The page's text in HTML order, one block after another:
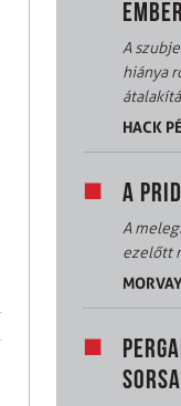
A
hiánya
HACK
A
A
ezelőtt
SORSA